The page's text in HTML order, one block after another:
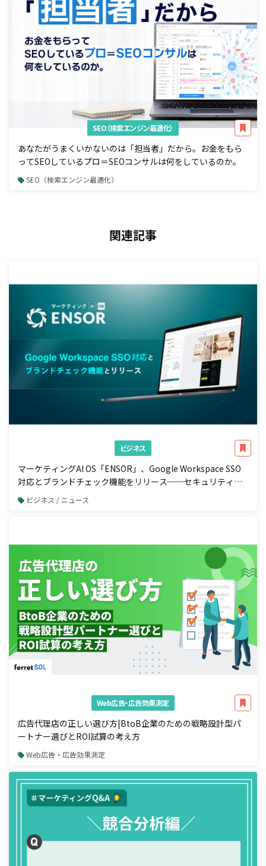
SEO（検索エンジン最適化）
あなたがうまくいかないのは「担当者」だから。お金をもら
ってSEOしているプロ＝SEOコンサルは何をしているのか。
SEO（検索エンジン最適化）
関連記事
ビジネス
マーケティングAI OS「ENSOR」、Google Workspace SSO
対応とブランドチェック機能をリリース──セキュリティ強
化と広告配信前の自動コンプラ検知を一体で実現
ビジネス / ニュース
Web広告・広告効果測定
広告代理店の正しい選び方|BtoB企業のための戦略設計型パ
ートナー選びとROI試算の考え方
Web広告・広告効果測定